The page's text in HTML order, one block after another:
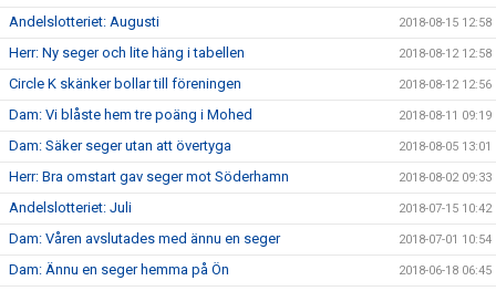
Andelslotteriet: Augusti 2018-08-15 12:58
Herr: Ny seger och lite häng i tabellen 2018-08-12 12:58
Circle K skänker bollar till föreningen 2018-08-12 12:56
Dam: Vi blåste hem tre poäng i Mohed 2018-08-11 09:19
Dam: Säker seger utan att övertyga 2018-08-05 13:01
Herr: Bra omstart gav seger mot Söderhamn 2018-08-02 09:33
Andelslotteriet: Juli 2018-07-15 10:42
Dam: Våren avslutades med ännu en seger 2018-07-01 10:54
Dam: Ännu en seger hemma på Ön 2018-06-18 06:45